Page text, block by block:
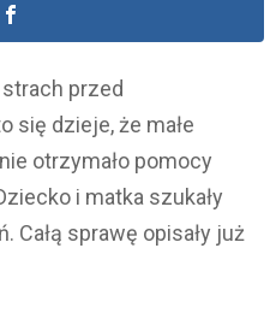
przed
się dzieje, że małe
otrzymało pomocy
i matka szukały
Całą sprawę opisały już